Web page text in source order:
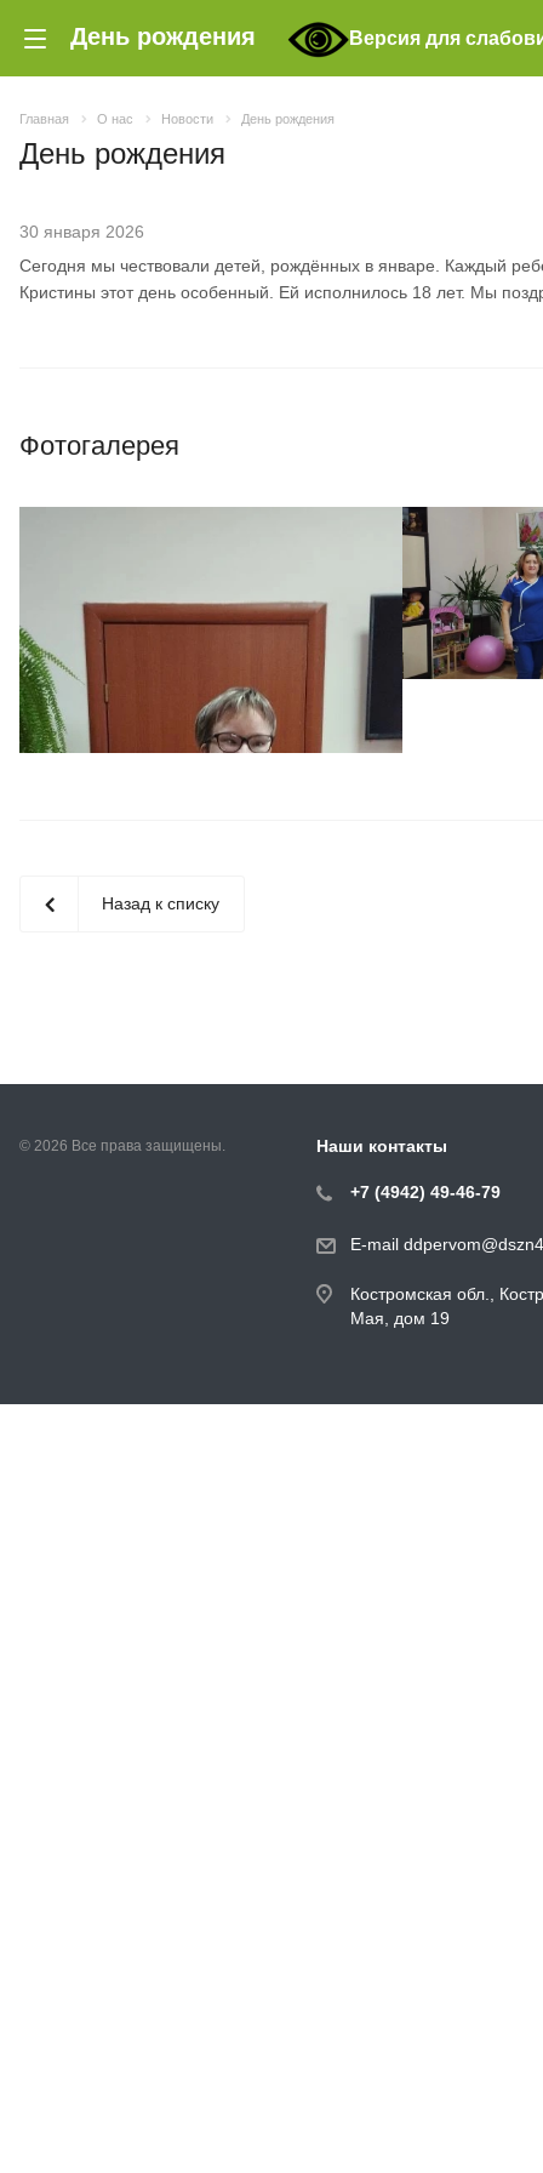
День рождения Версия для
Главная О нас Новости День рождения
День рождения
30 января 2026
Сегодня мы чествовали детей, рождённых в январе. Каждый
Кристины этот день особенный. Ей исполнилось 18 лет. Мы
Фотогалерея
Назад к списку
© 2026 Все права защищены. Наши контакты
+7 (4942) 49-46-79
E-mail
Костромская обл.,
Мая, дом 19